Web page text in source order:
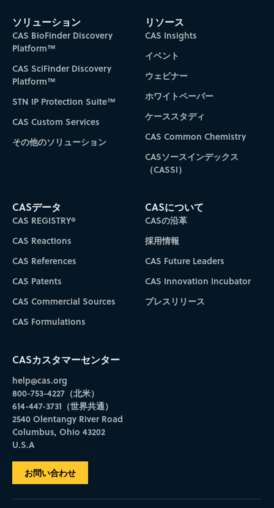
ソリューション
CAS BioFinder Discovery
Platform™
CAS SciFinder Discovery
Platform™
STN IP Protection Suite™
CAS Custom Services
その他のソリューション
リソース
CAS Insights
イベント
ウェビナー
ホワイトペーパー
ケーススタディ
CAS Common Chemistry
CASソースインデックス
（CASSI）
CASデータ
CAS REGISTRY®
CAS Reactions
CAS References
CAS Patents
CAS Commercial Sources
CAS Formulations
CASについて
CASの沿革
採用情報
CAS Future Leaders
CAS Innovation Incubator
プレスリリース
CASカスタマーセンター
help@cas.org
800-753-4227（北米）
614-447-3731（世界共通）
2540 Olentangy River Road
Columbus, Ohio 43202
U.S.A
お問い合わせ